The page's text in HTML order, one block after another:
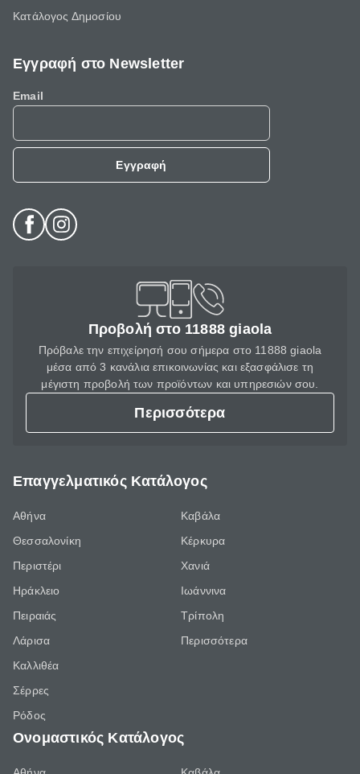
Κατάλογος Δημοσίου
Εγγραφή στο Newsletter
Email
Εγγραφή
Προβολή στο 11888 giaola
Πρόβαλε την επιχείρησή σου σήμερα στο 11888 giaola
μέσα από 3 κανάλια επικοινωνίας και εξασφάλισε τη
μέγιστη προβολή των προϊόντων και υπηρεσιών σου.
Περισσότερα
Επαγγελματικός Κατάλογος
Αθήνα
Θεσσαλονίκη
Περιστέρι
Ηράκλειο
Πειραιάς
Λάρισα
Καλλιθέα
Σέρρες
Ρόδος
Καβάλα
Κέρκυρα
Χανιά
Ιωάννινα
Τρίπολη
Περισσότερα
Ονομαστικός Κατάλογος